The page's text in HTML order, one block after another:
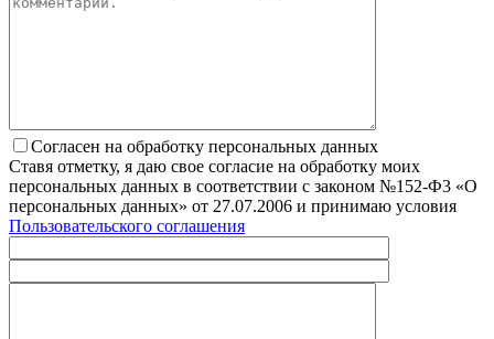
Согласен на обработку персональных данных
Ставя отметку, я даю свое согласие на обработку моих
персональных данных в соответствии с законом №152-Ф3 «О
персональных данных» от 27.07.2006 и принимаю условия
Пользовательского соглашения